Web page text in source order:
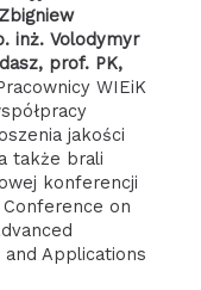
inż. Volodymyr
prof. PK,
WIEiK
jakości
także brali
konferencji
Conference on
Applications